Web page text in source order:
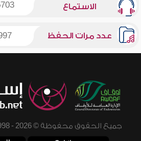
الاستماع
عدد مرات الحفظ
جميع الحقوق محفوظة © 2026 - 1998 لشبكة إسلام ويب